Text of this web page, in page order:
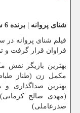
شنای پروانه | برنده 6 سیمرغ بلورین
فیلم شنای پروانه
فراوان قرار گرفت و توانست 6 سیمرغ بلورین را به
بهترین بازیگر نقش
مکمل زن (طناز
بهترین صداگذاری
(مهدی صالح
صدرعاملی)